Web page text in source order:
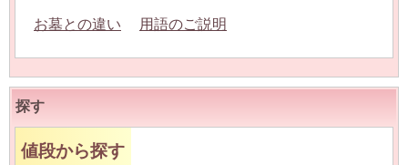
お墓との違い 用語のご説明
探す
値段から探す